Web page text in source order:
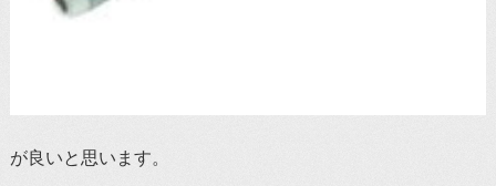
が良いと思います。